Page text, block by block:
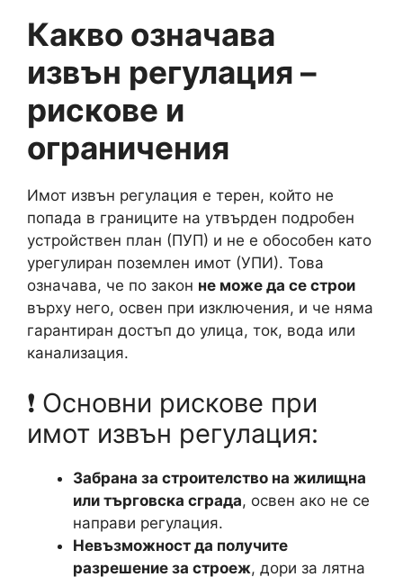
Какво означава
извън регулация –
рискове и
ограничения
Имот извън регулация е терен, който не
попада в границите на утвърден подробен
устройствен план (ПУП) и не е обособен като
урегулиран поземлен имот (УПИ). Това
означава, че по закон не може да се строи
върху него, освен при изключения, и че няма
гарантиран достъп до улица, ток, вода или
канализация.
❗ Основни рискове при
имот извън регулация:
Забрана за строителство на жилищна
или търговска сграда, освен ако не се
направи регулация.
Невъзможност да получите
разрешение за строеж, дори за лятна